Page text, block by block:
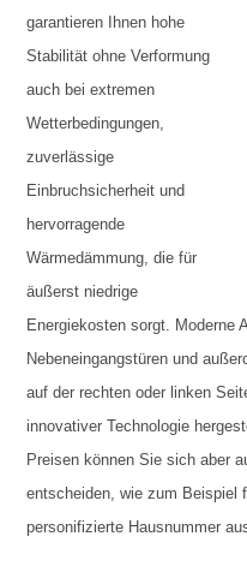
garantieren Ihnen hohe
Stabilität ohne Verformung
auch bei extremen
Wetterbedingungen,
zuverlässige
Einbruchsicherheit und
hervorragende
Wärmedämmung, die für
äußerst niedrige
Energiekosten sorgt. Moderne
Nebeneingangstüren und
auf der rechten oder linken
innovativer Technologie
Preisen können Sie sich aber
entscheiden, wie zum Beispiel
personifizierte Hausnummer